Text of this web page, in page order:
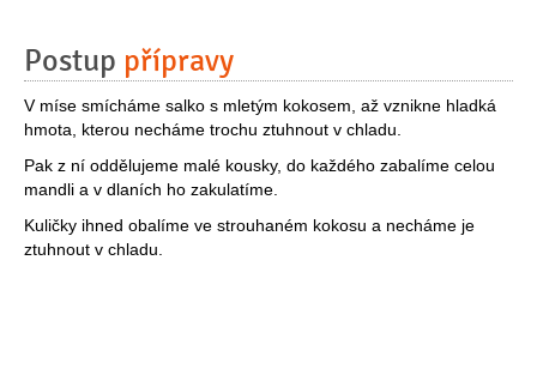
Postup přípravy
V míse smícháme salko s mletým kokosem, až vznikne hladká
hmota, kterou necháme trochu ztuhnout v chladu.
Pak z ní oddělujeme malé kousky, do každého zabalíme celou
mandli a v dlaních ho zakulatíme.
Kuličky ihned obalíme ve strouhaném kokosu a necháme je
ztuhnout v chladu.